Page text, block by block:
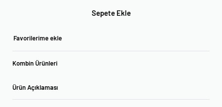
Sepete Ekle
Favorilerime ekle
Kombin Ürünleri
Ürün Açıklaması